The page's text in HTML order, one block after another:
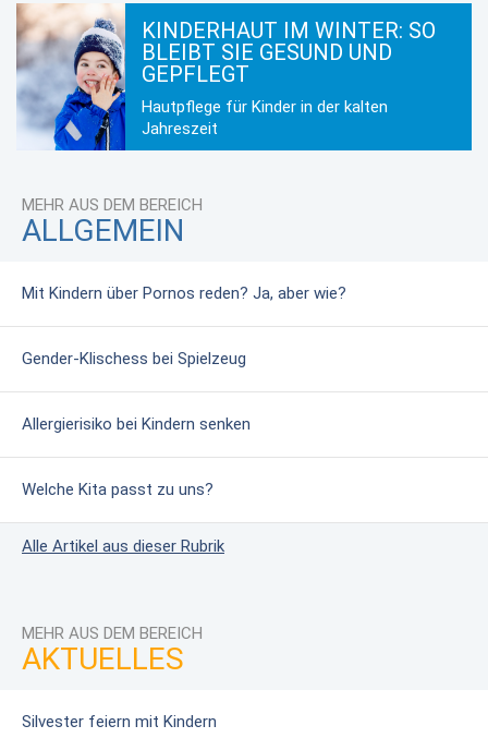
KINDERHAUT IM WINTER: SO
BLEIBT SIE GESUND UND
GEPFLEGT
Hautpflege für Kinder in der kalten
Jahreszeit
MEHR AUS DEM BEREICH
ALLGEMEIN
Mit Kindern über Pornos reden? Ja, aber wie?
Gender-Klischess bei Spielzeug
Allergierisiko bei Kindern senken
Welche Kita passt zu uns?
Alle Artikel aus dieser Rubrik
MEHR AUS DEM BEREICH
AKTUELLES
Silvester feiern mit Kindern